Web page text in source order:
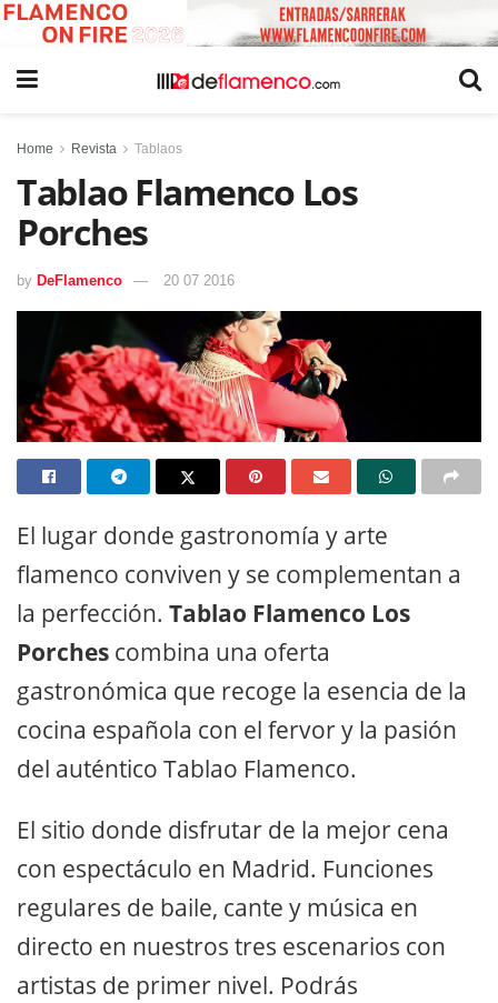
Home Revista Tablaos
Tablao Flamenco Los
Porches
by DeFlamenco 20 07 2016
El lugar donde gastronomí­a y arte
flamenco conviven y se complementan a
la perfección. Tablao Flamenco Los
Porches combina una oferta
gastronómica que recoge la esencia de la
cocina española con el fervor y la pasión
del auténtico Tablao Flamenco.
El sitio donde disfrutar de la mejor cena
con espectáculo en Madrid. Funciones
regulares de baile, cante y música en
directo en nuestros tres escenarios con
artistas de primer nivel. Podrás